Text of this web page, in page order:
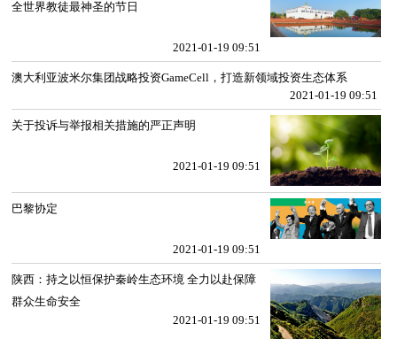
全世界教徒最神圣的节日
2021-01-19 09:51
澳大利亚波米尔集团战略投资GameCell，打造新领域投资生态体系
2021-01-19 09:51
关于投诉与举报相关措施的严正声明
2021-01-19 09:51
巴黎协定
2021-01-19 09:51
陕西：持之以恒保护秦岭生态环境 全力以赴保障
群众生命安全
2021-01-19 09:51